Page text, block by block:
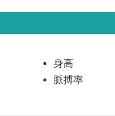
身高
脈搏率